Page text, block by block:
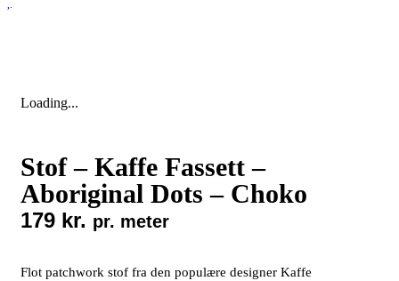
Loading...
Stof – Kaffe Fassett –
Aboriginal Dots – Choko
179 kr. pr. meter
Flot patchwork stof fra den populære designer Kaffe